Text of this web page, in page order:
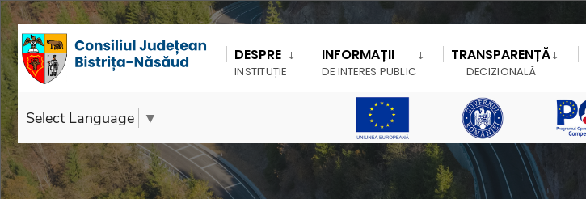
DESPRE
INSTITUȚIE
INFORMAȚII
DE INTERES PUBLIC
TRANSPARENȚĂ
DECIZIONALĂ
Select Language ▼